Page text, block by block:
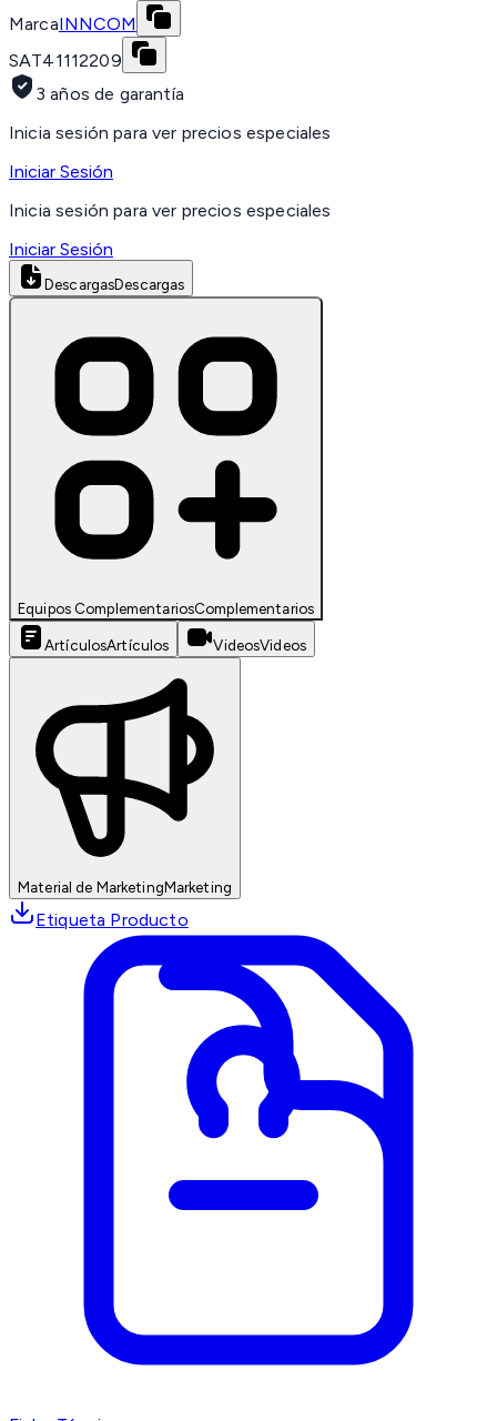
MarcaINNCOM
SAT41112209
3 años de garantía
Inicia sesión para ver precios especiales
Iniciar Sesión
Inicia sesión para ver precios especiales
Iniciar Sesión
DescargasDescargas
Equipos ComplementariosComplementarios
ArtículosArtículos VideosVideos
Material de MarketingMarketing
Etiqueta Producto